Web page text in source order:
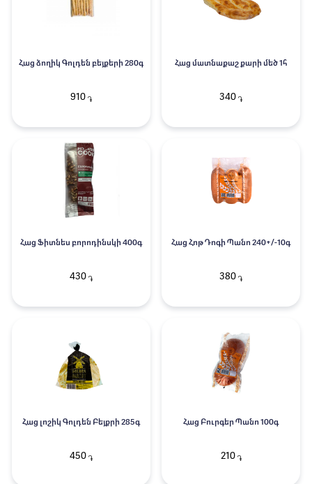
Հաց ձողիկ Գոլդեն բեյքերի 280գ
910֏
Հաց մատնաքաշ քարի մեծ 1հ
340 ֏
Հաց Ֆիտնես բորոդինսկի 400գ
430֏
Հաց Հոթ Դոգի Պանո 240+/-10գ
380 ֏
Հաց լոշիկ Գոլդեն Բեյքրի 285գ
450֏
Հաց Բուրգեր Պանո 100գ
210֏